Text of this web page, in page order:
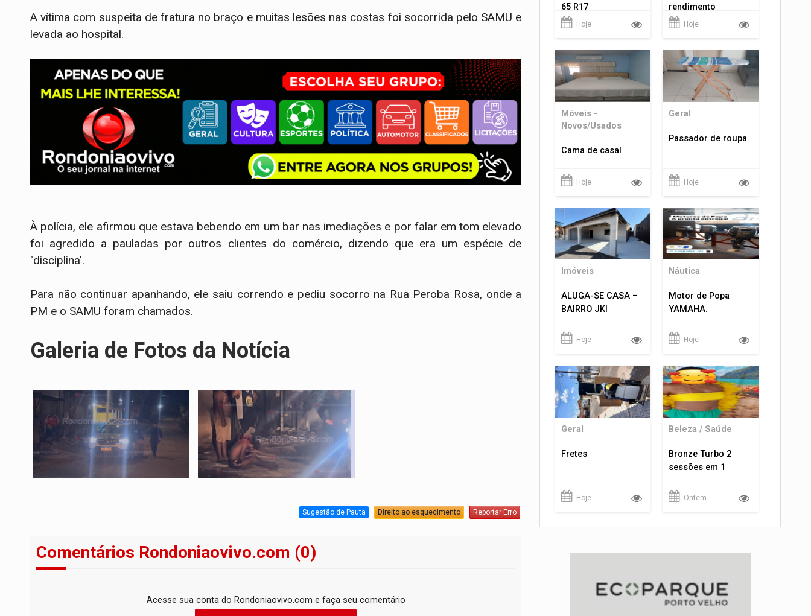
A vítima com suspeita de fratura no braço e muitas lesões nas costas foi socorrida pelo SAMU e
levada ao hospital.
À polícia, ele afirmou que estava bebendo em um bar nas imediações e por falar em tom elevado
foi agredido a pauladas por outros clientes do comércio, dizendo que era um espécie de
"disciplina'.
Para não continuar apanhando, ele saiu correndo e pediu socorro na Rua Peroba Rosa, onde a
PM e o SAMU foram chamados.
Galeria de Fotos da Notícia
Sugestão de Pauta Direito ao esquecimento Reportar Erro
Comentários Rondoniaovivo.com (0)
Acesse sua conta do Rondoniaovivo.com e faça seu comentário
65 R17
Hoje
rendimento
Hoje
Móveis -
Novos/Usados
Cama de casal
Hoje
Geral
Passador de roupa
Hoje
Imóveis
ALUGA-SE CASA –
BAIRRO JKI
Hoje
Náutica
Motor de Popa
YAMAHA.
Hoje
Geral
Fretes
Hoje
Beleza / Saúde
Bronze Turbo 2
sessões em 1
Ontem